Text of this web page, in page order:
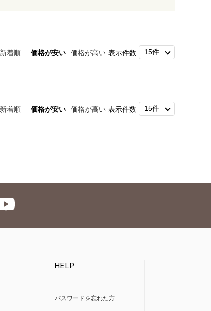
新着順 価格が安い 価格が高い 表示件数
新着順 価格が安い 価格が高い 表示件数
HELP
パスワードを忘れた方